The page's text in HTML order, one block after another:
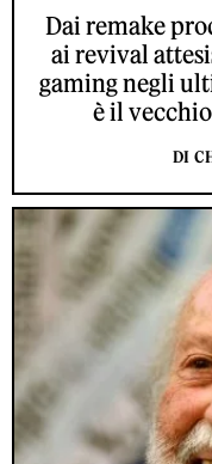
Dai remake
ai revival
gaming negli
è il
DI